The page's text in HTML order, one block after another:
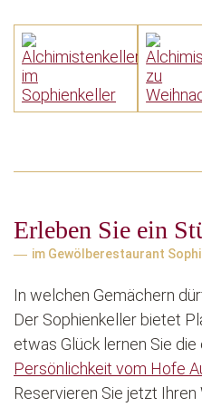
Erleben Sie ein
im Gewölberestaurant
In welchen Gemächern
Der Sophienkeller bietet
etwas Glück lernen Sie die
Persönlichkeit vom Hofe
Reservieren Sie jetzt